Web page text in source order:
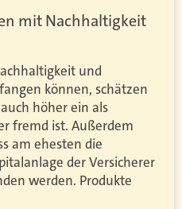
mit Nachhaltigkeit
und
können, schätzen
höher ein als
fremd ist. Außerdem
am ehesten die
der Versicherer
werden. Produkte